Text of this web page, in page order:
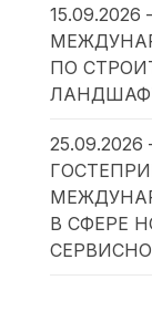
ПО
В СФЕРЕ